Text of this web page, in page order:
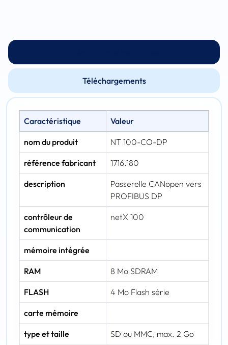
Téléchargements
Caractéristique Valeur
nom du produit NT 100-CO-DP
référence fabricant 1716.180
description
Passerelle CANopen vers
PROFIBUS DP
contrôleur de
communication
netX 100
mémoire intégrée
RAM 8 Mo SDRAM
FLASH 4 Mo Flash série
carte mémoire
type et taille SD ou MMC, max. 2 Go